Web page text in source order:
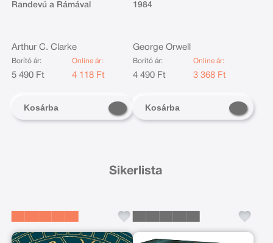
Randevú a Rámával
Arthur C. Clarke
Borító ár:
5 490 Ft
Online ár:
4 118 Ft
Kosárba
1984
George Orwell
Borító ár:
4 490 Ft
Online ár:
3 368 Ft
Kosárba
Sikerlista